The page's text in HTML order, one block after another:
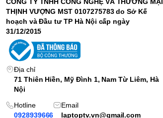
THỊNH VƯỢNG MST 0107275783 do Sở Kế
hoạch và Đầu tư TP Hà Nội cấp ngày
31/12/2015
Địa chỉ
71 Thiên Hiền, Mỹ Đình 1, Nam Từ Liêm, Hà
Nội
Hotline
0928939666
Email
laptoptv.vn@gmail.com